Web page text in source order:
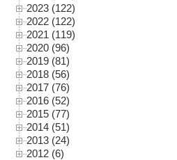
2023 (122)
2022 (122)
2021 (119)
2020 (96)
2019 (81)
2018 (56)
2017 (76)
2016 (52)
2015 (77)
2014 (51)
2013 (24)
2012 (6)